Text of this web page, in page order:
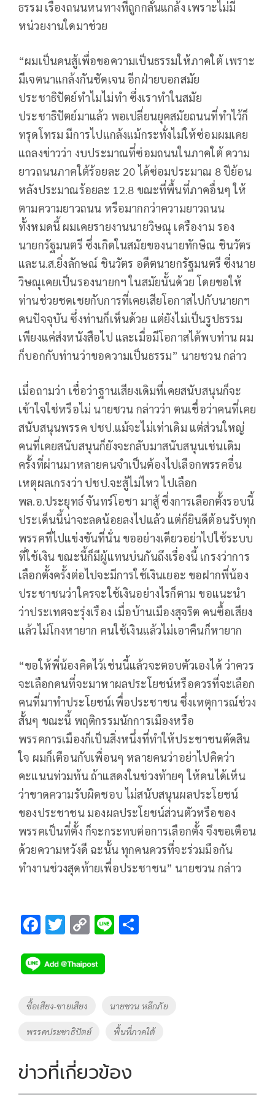
ธรรม เรื่องถนนหนทางที่ถูกกลั่นแกล้ง เพราะไม่มี
หน่วยงานใดมาช่วย
“ผมเป็นคนสู้เพื่อขอความเป็นธรรมให้ภาคใต้ เพราะ
มีเจตนาแกล้งกันชัดเจน อีกฝ่ายบอกสมัย
ประชาธิปัตย์ทำไมไม่ทำ ซึ่งเราทำในสมัย
ประชาธิปัตย์มาแล้ว พอเปลี่ยนยุคสมัยถนนที่ทำไว้ก็
ทรุดโทรม มีการไปแกล้งแม้กระทั่งไม่ให้ซ่อมผมเคย
แถลงข่าวว่า งบประมาณที่ซ่อมถนนในภาคใต้ ความ
ยาวถนนภาคใต้ร้อยละ 20 ได้ซ่อมประมาณ 8 ปีย้อน
หลังประมาณร้อยละ 12.8 ขณะที่พื้นที่ภาคอื่นๆ ให้
ตามความยาวถนน หรือมากกว่าความยาวถนน
ทั้งหมดนี้ ผมเคยรายงานนายวิษณุ เครืองาม รอง
นายกรัฐมนตรี ซึ่งเกิดในสมัยของนายทักษิณ ชินวัตร
และน.ส.ยิ่งลักษณ์ ชินวัตร อดีตนายกรัฐมนตรี ซึ่งนาย
วิษณุเคยเป็นรองนายกฯ ในสมัยนั้นด้วย โดยขอให้
ท่านช่วยชดเชยกับการที่เคยเสียโอกาสไปกับนายกฯ
คนปัจจุบัน ซึ่งท่านก็เห็นด้วย แต่ยังไม่เป็นรูปธรรม
เพียงแค่ส่งหนังสือไป และเมื่อมีโอกาสได้พบท่าน ผม
ก็บอกกับท่านว่าขอความเป็นธรรม” นายชวน กล่าว
เมื่อถามว่า เชื่อว่าฐานเสียงเดิมที่เคยสนับสนุนก็จะ
เข้าใจใช่หรือไม่ นายชวน กล่าวว่า ตนเชื่อว่าคนที่เคย
สนับสนุนพรรค ปชป.แม้จะไม่เท่าเดิม แต่ส่วนใหญ่
คนที่เคยสนับสนุนก็ยังจะกลับมาสนับสนุนเช่นเดิม
ครั้งที่ผ่านมาหลายคนจำเป็นต้องไปเลือกพรรคอื่น
เหตุผลเกรงว่า ปชป.จะสู้ไม่ไหว ไปเลือก
พล.อ.ประยุทธ์ จันทร์โอชา มาสู้ ซึ่งการเลือกตั้งรอบนี้
ประเด็นนี้น่าจะลดน้อยลงไปแล้ว แต่ก็ยินดีต้อนรับทุก
พรรคที่ไปแข่งขันที่นั่น ขออย่างเดียวอย่าไปใช้ระบบ
ที่ใช้เงิน ขณะนี้ก็มีผู้แทนบ่นกันถึงเรื่องนี้ เกรงว่าการ
เลือกตั้งครั้งต่อไปจะมีการใช้เงินเยอะ ขอฝากพี่น้อง
ประชาชนว่าใครจะใช้เงินอย่างไรก็ตาม ขอแนะนำ
ว่าประเทศจะรุ่งเรือง เมื่อบ้านเมืองสุจริต คนซื้อเสียง
แล้วไม่โกงหายาก คนใช้เงินแล้วไม่เอาคืนก็หายาก
“ขอให้พี่น้องคิดไว้เช่นนี้แล้วจะตอบตัวเองได้ ว่าควร
จะเลือกคนที่จะมาหาผลประโยชน์หรือควรที่จะเลือก
คนที่มาทำประโยชน์เพื่อประชาชน ซึ่งเหตุการณ์ช่วง
สั้นๆ ขณะนี้ พฤติกรรมนักการเมืองหรือ
พรรคการเมืองก็เป็นสิ่งหนึ่งที่ทำให้ประชาชนตัดสิน
ใจ ผมก็เตือนกับเพื่อนๆ หลายคนว่าอย่าไปคิดว่า
คะแนนท่วมท้น ถ้าแสดงในช่วงท้ายๆ ให้คนได้เห็น
ว่าขาดความรับผิดชอบ ไม่สนับสนุนผลประโยชน์
ของประชาชน มองผลประโยชน์ส่วนตัวหรือของ
พรรคเป็นที่ตั้ง ก็จะกระทบต่อการเลือกตั้ง จึงขอเตือน
ด้วยความหวังดี ฉะนั้น ทุกคนควรที่จะร่วมมือกัน
ทำงานช่วงสุดท้ายเพื่อประชาชน” นายชวน กล่าว
F
e
b
o
o
k
T
tt
er
C
p
y
n
k
Li
Tags
ซื้อเสียง-ขายเสียง นายชวน หลีกภัย
พรรคประชาธิปัตย์ พื้นที่ภาคใต้
ข่าวที่เกี่ยวข้อง